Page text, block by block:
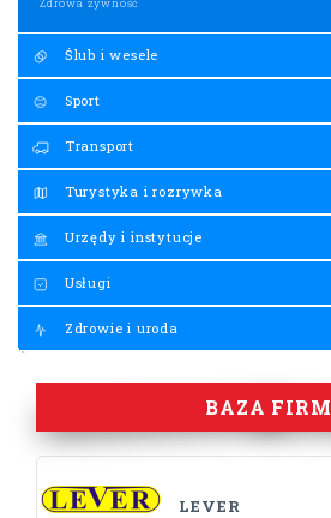
Zdrowa żywność
Ślub i wesele
Sport
Transport
Turystyka i rozrywka
Urzędy i instytucje
Usługi
Zdrowie i uroda
BAZA FIRM
LEVER